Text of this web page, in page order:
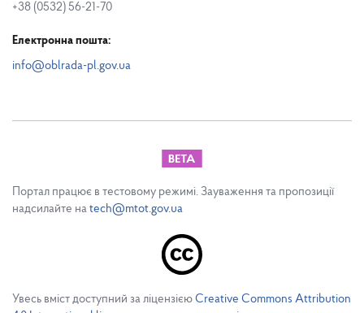
+38 (0532) 56-21-70
Електронна пошта:
info@oblrada-pl.gov.ua
Портал працює в тестовому режимі. Зауваження та пропозиції
надсилайте на tech@mtot.gov.ua
Увесь вміст доступний за ліцензією Creative Commons Attribution